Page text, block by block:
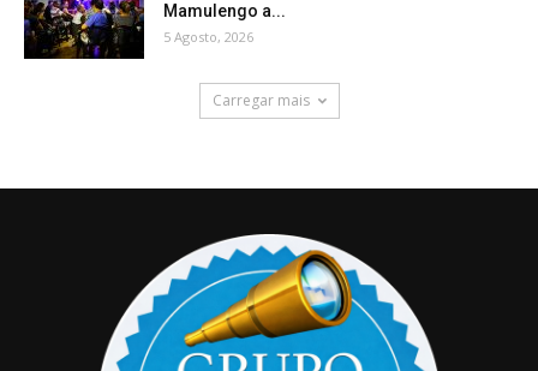
Mamulengo a...
5 Agosto, 2026
Carregar mais